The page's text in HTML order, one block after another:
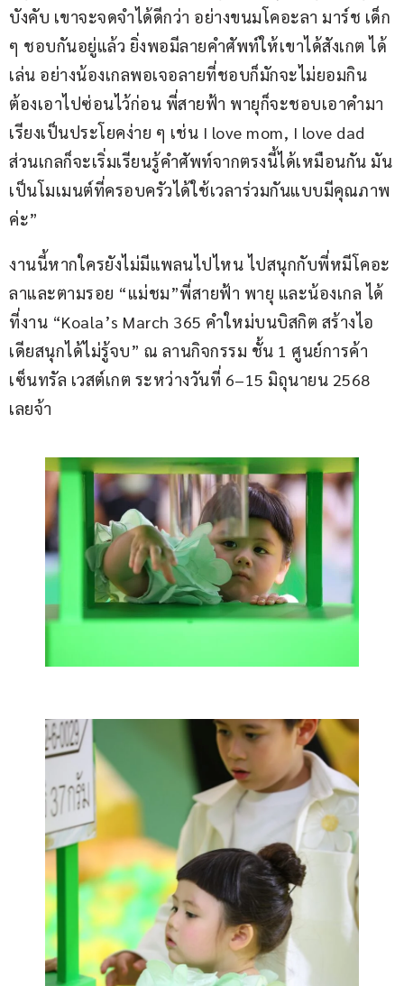
บังคับ เขาจะจดจำได้ดีกว่า อย่างขนมโคอะลา มาร์ช เด็ก
ๆ ชอบกันอยู่แล้ว ยิ่งพอมีลายคำศัพท์ให้เขาได้สังเกต ได้
เล่น อย่างน้องเกลพอเจอลายที่ชอบก็มักจะไม่ยอมกิน
ต้องเอาไปซ่อนไว้ก่อน พี่สายฟ้า พายุก็จะชอบเอาคำมา
เรียงเป็นประโยคง่าย ๆ เช่น I love mom, I love dad
ส่วนเกลก็จะเริ่มเรียนรู้คำศัพท์จากตรงนี้ได้เหมือนกัน มัน
เป็นโมเมนต์ที่ครอบครัวได้ใช้เวลาร่วมกันแบบมีคุณภาพ
ค่ะ”
งานนี้หากใครยังไม่มีแพลนไปไหน ไปสนุกกับพี่หมีโคอะ
ลาและตามรอย “แม่ชม”พี่สายฟ้า พายุ และน้องเกล ได้
ที่งาน “Koala’s March 365 คำใหม่บนบิสกิต สร้างไอ
เดียสนุกได้ไม่รู้จบ” ณ ลานกิจกรรม ชั้น 1 ศูนย์การค้า
เซ็นทรัล เวสต์เกต ระหว่างวันที่ 6–15 มิถุนายน 2568
เลยจ้า